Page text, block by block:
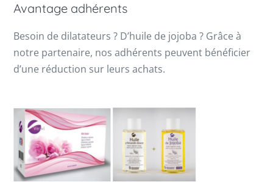
Avantage adhérents
Besoin de dilatateurs ? D’huile de jojoba ? Grâce à
notre partenaire, nos adhérents peuvent bénéficier
d’une réduction sur leurs achats.